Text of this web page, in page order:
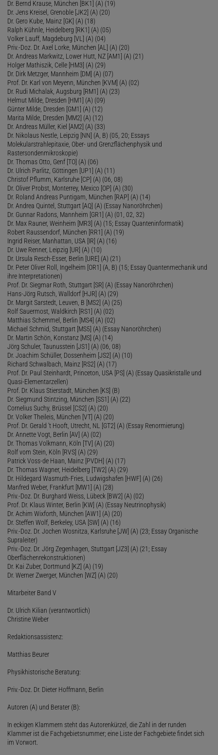
Dr. Bernd Krause, München [BK1] (A) (19)
Dr. Jens Kreisel, Grenoble [JK2] (A) (20)
Dr. Gero Kube, Mainz [GK] (A) (18)
Ralph Kühnle, Heidelberg [RK1] (A) (05)
Volker Lauff, Magdeburg [VL] (A) (04)
Priv.-Doz. Dr. Axel Lorke, München [AL] (A) (20)
Dr. Andreas Markwitz, Lower Hutt, NZ [AM1] (A) (21)
Holger Mathiszik, Celle [HM3] (A) (29)
Dr. Dirk Metzger, Mannheim [DM] (A) (07)
Prof. Dr. Karl von Meyenn, München [KVM] (A) (02)
Dr. Rudi Michalak, Augsburg [RM1] (A) (23)
Helmut Milde, Dresden [HM1] (A) (09)
Günter Milde, Dresden [GM1] (A) (12)
Marita Milde, Dresden [MM2] (A) (12)
Dr. Andreas Müller, Kiel [AM2] (A) (33)
Dr. Nikolaus Nestle, Leipzig [NN] (A, B) (05, 20; Essays
Molekularstrahlepitaxie, Ober- und Grenzflächenphysik und
Rastersondenmikroskopie)
Dr. Thomas Otto, Genf [TO] (A) (06)
Dr. Ulrich Parlitz, Göttingen [UP1] (A) (11)
Christof Pflumm, Karlsruhe [CP] (A) (06, 08)
Dr. Oliver Probst, Monterrey, Mexico [OP] (A) (30)
Dr. Roland Andreas Puntigam, München [RAP] (A) (14)
Dr. Andrea Quintel, Stuttgart [AQ] (A) (Essay Nanoröhrchen)
Dr. Gunnar Radons, Mannheim [GR1] (A) (01, 02, 32)
Dr. Max Rauner, Weinheim [MR3] (A) (15; Essay Quanteninformatik)
Robert Raussendorf, München [RR1] (A) (19)
Ingrid Reiser, Manhattan, USA [IR] (A) (16)
Dr. Uwe Renner, Leipzig [UR] (A) (10)
Dr. Ursula Resch-Esser, Berlin [URE] (A) (21)
Dr. Peter Oliver Roll, Ingelheim [OR1] (A, B) (15; Essay Quantenmechanik und
ihre Interpretationen)
Prof. Dr. Siegmar Roth, Stuttgart [SR] (A) (Essay Nanoröhrchen)
Hans-Jörg Rutsch, Walldorf [HJR] (A) (29)
Dr. Margit Sarstedt, Leuven, B [MS2] (A) (25)
Rolf Sauermost, Waldkirch [RS1] (A) (02)
Matthias Schemmel, Berlin [MS4] (A) (02)
Michael Schmid, Stuttgart [MS5] (A) (Essay Nanoröhrchen)
Dr. Martin Schön, Konstanz [MS] (A) (14)
Jörg Schuler, Taunusstein [JS1] (A) (06, 08)
Dr. Joachim Schüller, Dossenheim [JS2] (A) (10)
Richard Schwalbach, Mainz [RS2] (A) (17)
Prof. Dr. Paul Steinhardt, Princeton, USA [PS] (A) (Essay Quasikristalle und
Quasi-Elementarzellen)
Prof. Dr. Klaus Stierstadt, München [KS] (B)
Dr. Siegmund Stintzing, München [SS1] (A) (22)
Cornelius Suchy, Brüssel [CS2] (A) (20)
Dr. Volker Theileis, München [VT] (A) (20)
Prof. Dr. Gerald 't Hooft, Utrecht, NL [GT2] (A) (Essay Renormierung)
Dr. Annette Vogt, Berlin [AV] (A) (02)
Dr. Thomas Volkmann, Köln [TV] (A) (20)
Rolf vom Stein, Köln [RVS] (A) (29)
Patrick Voss-de Haan, Mainz [PVDH] (A) (17)
Dr. Thomas Wagner, Heidelberg [TW2] (A) (29)
Dr. Hildegard Wasmuth-Fries, Ludwigshafen [HWF] (A) (26)
Manfred Weber, Frankfurt [MW1] (A) (28)
Priv.-Doz. Dr. Burghard Weiss, Lübeck [BW2] (A) (02)
Prof. Dr. Klaus Winter, Berlin [KW] (A) (Essay Neutrinophysik)
Dr. Achim Wixforth, München [AW1] (A) (20)
Dr. Steffen Wolf, Berkeley, USA [SW] (A) (16)
Priv.-Doz. Dr. Jochen Wosnitza, Karlsruhe [JW] (A) (23; Essay Organische
Supraleiter)
Priv.-Doz. Dr. Jörg Zegenhagen, Stuttgart [JZ3] (A) (21; Essay
Oberflächenrekonstruktionen)
Dr. Kai Zuber, Dortmund [KZ] (A) (19)
Dr. Werner Zwerger, München [WZ] (A) (20)
Mitarbeiter Band V
Dr. Ulrich Kilian (verantwortlich)
Christine Weber
Redaktionsassistenz:
Matthias Beurer
Physikhistorische Beratung:
Priv.-Doz. Dr. Dieter Hoffmann, Berlin
Autoren (A) und Berater (B):
In eckigen Klammern steht das Autorenkürzel, die Zahl in der runden
Klammer ist die Fachgebietsnummer; eine Liste der Fachgebiete findet sich
im Vorwort.